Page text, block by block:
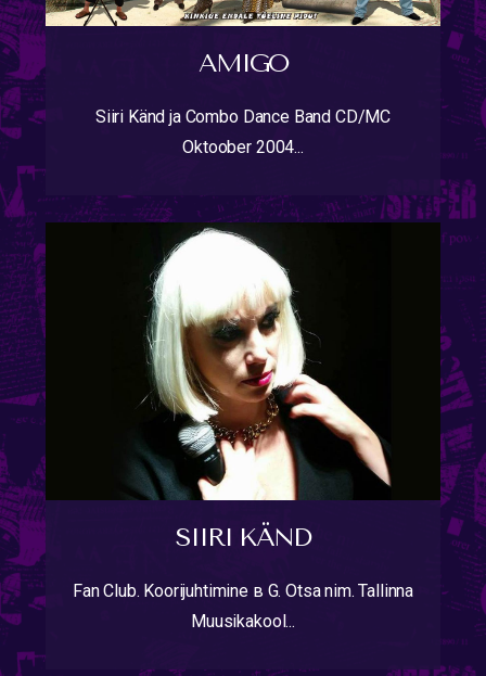
AMIGO
Siiri Känd ja Combo Dance Band CD/MC
Oktoober 2004...
SIIRI KÄND
Fan Club. Koorijuhtimine в G. Otsa nim. Tallinna
Muusikakool...